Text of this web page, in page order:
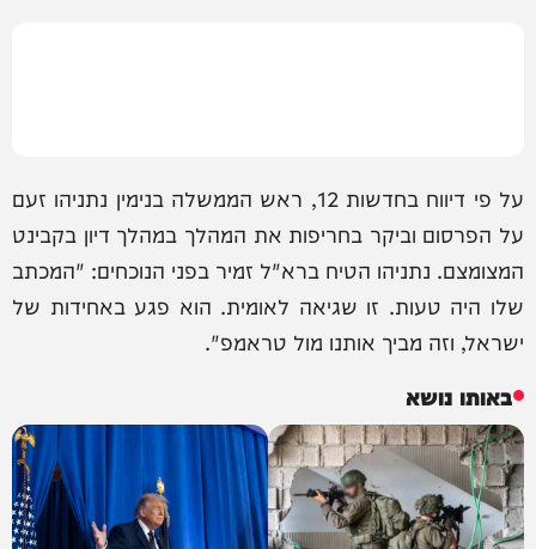
על פי דיווח בחדשות 12, ראש הממשלה בנימין נתניהו זעם
על הפרסום וביקר בחריפות את המהלך במהלך דיון בקבינט
המצומצם. נתניהו הטיח ברא"ל זמיר בפני הנוכחים: "המכתב
שלו היה טעות. זו שגיאה לאומית. הוא פגע באחידות של
ישראל, וזה מביך אותנו מול טראמפ".
באותו נושא